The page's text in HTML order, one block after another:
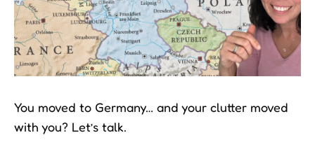
You moved to Germany… and your clutter moved
with you? Let’s talk.